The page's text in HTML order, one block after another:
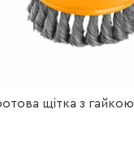
щітка з гайкою